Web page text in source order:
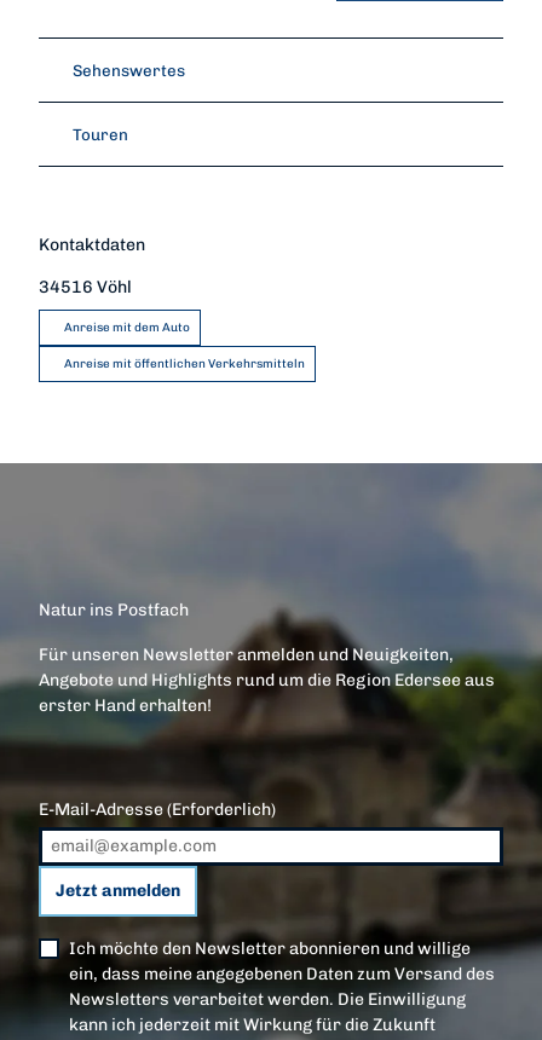
Sehenswertes
Touren
Kontaktdaten
34516 Vöhl
Anreise mit dem Auto
Anreise mit öffentlichen Verkehrsmitteln
Natur ins Postfach
Für unseren Newsletter anmelden und Neuigkeiten,
Angebote und Highlights rund um die Region Edersee aus
erster Hand erhalten!
E-Mail-Adresse(Erforderlich)
Jetzt anmelden
Ich möchte den Newsletter abonnieren und willige
ein, dass meine angegebenen Daten zum Versand des
Newsletters verarbeitet werden. Die Einwilligung
kann ich jederzeit mit Wirkung für die Zukunft